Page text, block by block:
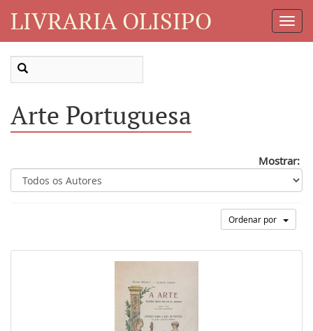
LIVRARIA OLISIPO
Arte Portuguesa
Mostrar:
Ordenar por